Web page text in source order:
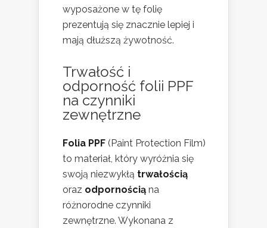
wyposażone w tę folię
prezentują się znacznie lepiej i
mają dłuższą żywotność.
Trwałość i
odporność folii PPF
na czynniki
zewnętrzne
Folia PPF (Paint Protection Film)
to materiał, który wyróżnia się
swoją niezwykłą trwałością
oraz odpornością na
różnorodne czynniki
zewnętrzne. Wykonana z